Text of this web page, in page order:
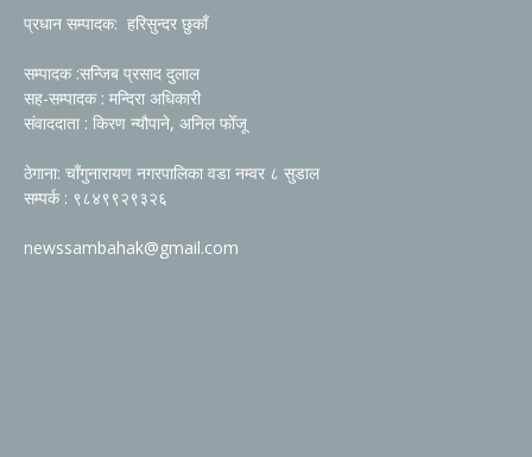
प्रधान सम्पादक: हरिसुन्दर छुकाँ
सम्पादक :सन्जिब प्रसाद दुलाल
सह-सम्पादक : मन्दिरा अधिकारी
संवाददाता : किरण न्यौपाने, अनिल फोँजू
ठेगाना: चाँगुनारायण नगरपालिका वडा नम्वर ८ सुडाल
सम्पर्क : ९८४९९२९३२६
newssambahak@gmail.com